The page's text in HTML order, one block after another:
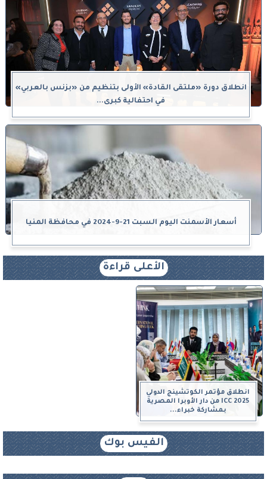
انطلاق دورة «ملتقى القادة» الأولى بتنظيم من «بزنس بالعربي»
في احتفالية كبرى...
أسعار الأسمنت اليوم السبت 21-9-2024 في محافظة المنيا
الأعلى قراءة
انطلاق مؤتمر الكوتشينج الدولي
ICC 2025 من دار الأوبرا المصرية
بمشاركة خبراء...
الفيس بوك